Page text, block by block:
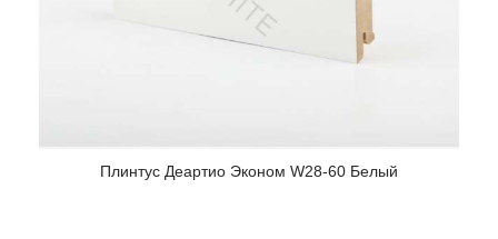
Плинтус Деартио Эконом W28-60 Белый